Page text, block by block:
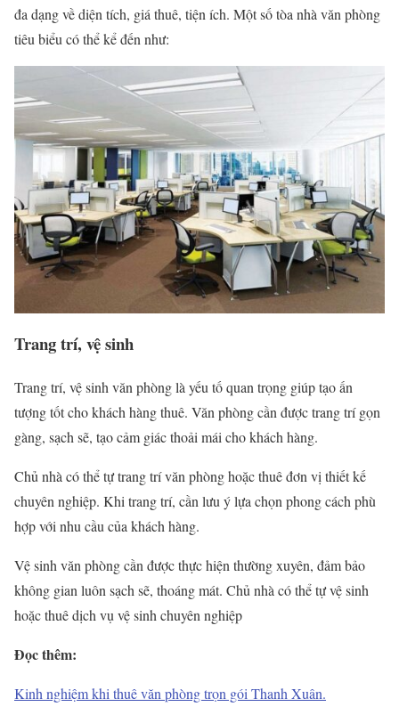
đa dạng về diện tích, giá thuê, tiện ích. Một số tòa nhà văn phòng
tiêu biểu có thể kể đến như:
Trang trí, vệ sinh
Trang trí, vệ sinh văn phòng là yếu tố quan trọng giúp tạo ấn
tượng tốt cho khách hàng thuê. Văn phòng cần được trang trí gọn
gàng, sạch sẽ, tạo cảm giác thoải mái cho khách hàng.
Chủ nhà có thể tự trang trí văn phòng hoặc thuê đơn vị thiết kế
chuyên nghiệp. Khi trang trí, cần lưu ý lựa chọn phong cách phù
hợp với nhu cầu của khách hàng.
Vệ sinh văn phòng cần được thực hiện thường xuyên, đảm bảo
không gian luôn sạch sẽ, thoáng mát. Chủ nhà có thể tự vệ sinh
hoặc thuê dịch vụ vệ sinh chuyên nghiệp
Đọc thêm:
Kinh nghiệm khi thuê văn phòng trọn gói Thanh Xuân.